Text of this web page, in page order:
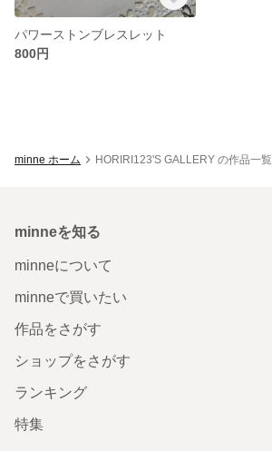
パワーストンブレスレット
800円
minne ホーム HORIRI123'S GALLERY の作品一覧
minneを知る
minneについて
minneで買いたい
作品をさがす
ショップをさがす
ランキング
特集